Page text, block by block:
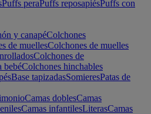
Puffs peraPuffs reposapiésPuffs con
y canapéColchones
de muellesColchones de muelles
Colchones de
bebéColchones hinchables
Base tapizadasSomieresPatas de
Camas doblesCamas
Camas infantilesLiterasCamas